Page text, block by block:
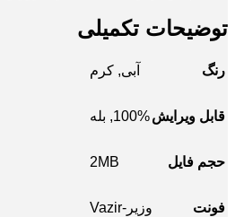
توضیحات تکمیلی
رنگ آبی, کرم
قابل ویرایش100%
, بله
حجم فایل 2MB
فونت وزیر-Vazir